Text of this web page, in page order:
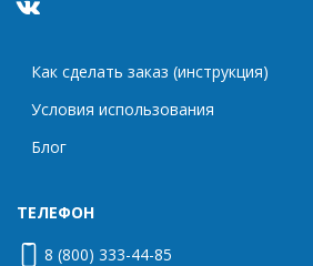
Как сделать заказ (инструкция)
Условия использования
Блог
ТЕЛЕФОН
8 (800) 333-44-85